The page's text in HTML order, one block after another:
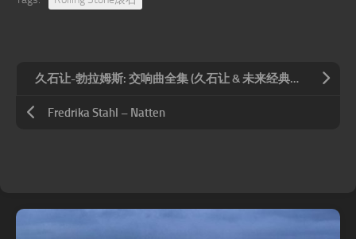
久石让-勃拉姆斯: 交响曲全集 (久石让 & 未来经典乐团) (3 Discs) (11.2MHz DSD)
Fredrika Stahl – Natten